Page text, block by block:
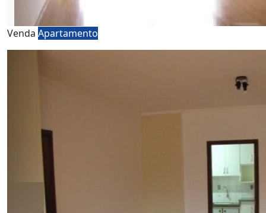
Venda Apartamento